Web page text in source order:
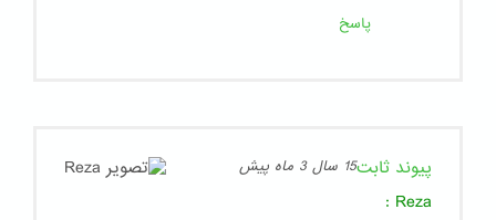
پاسخ
پیوند ثابت15 سال 3 ماه پیش
Reza
: